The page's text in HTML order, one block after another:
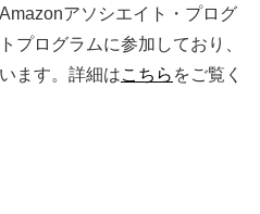
アソシエイト・プログ
プログラムに参加しており、
ます。詳細はこちら をご覧く